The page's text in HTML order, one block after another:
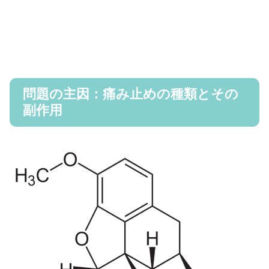
問題の主因：痛み止めの種類とその
副作用